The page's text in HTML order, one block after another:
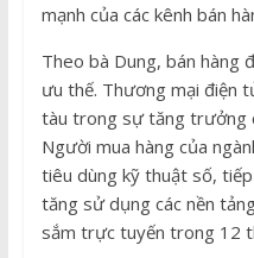
mạnh của các kênh bán
Theo bà Dung, bán hàng
ưu thế. Thương mại điện
tàu trong sự tăng trưởng
Người mua hàng của
tiêu dùng kỹ thuật số,
tăng sử dụng các nền
sắm trực tuyến trong 12